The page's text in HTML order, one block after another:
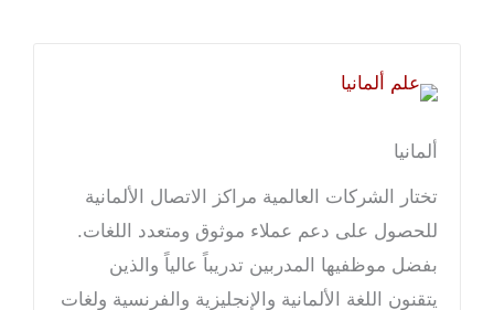
ألمانيا
تختار الشركات العالمية مراكز الاتصال الألمانية
للحصول على دعم عملاء موثوق ومتعدد اللغات.
بفضل موظفيها المدربين تدريباً عالياً والذين
يتقنون اللغة الألمانية والإنجليزية والفرنسية ولغات